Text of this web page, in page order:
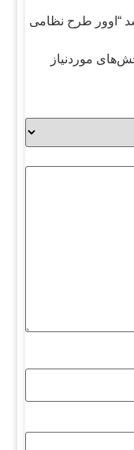
“اوور طرح نظامی
موردنیاز